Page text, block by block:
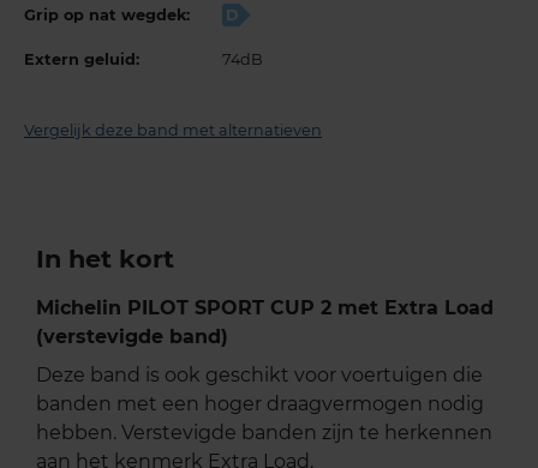
Grip op nat wegdek: D
Extern geluid: 74dB
Vergelijk deze band met alternatieven
In het kort
Michelin PILOT SPORT CUP 2 met Extra Load
(verstevigde band)
Deze band is ook geschikt voor voertuigen die
banden met een hoger draagvermogen nodig
hebben. Verstevigde banden zijn te herkennen
aan het kenmerk Extra Load.